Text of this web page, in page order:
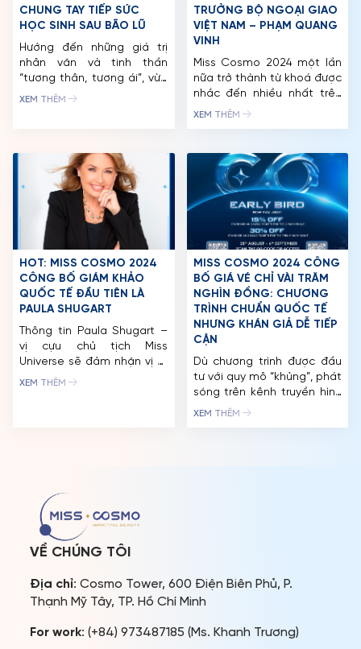
TIN TỨC & THƯ VIỆN
ĐỐI TÁC
FAQ
CHUNG TAY TIẾP SỨC
HỌC SINH SAU BÃO LŨ
Hướng đến những giá trị
nhân văn và tinh thần
“tương thân, tương ái”, vừa
qua, Tổ chức Miss Cosmo
người dân khắc phục hậu
quả sau đợt lũ lụt nghiêm
trọng vừa qua. Tiếp nối
hành trình […]
XEM THÊM
TRƯỞNG BỘ NGOẠI GIAO
VIỆT NAM – PHẠM QUANG
VINH
Miss Cosmo 2024 một lần
nữa trở thành từ khoá được
nhắc đến nhiều nhất trên
các diễn đàn sắc đẹp
giám khảo tiếp theo. Tối
7/9, tổ chức Miss Cosmo
chính thức công bố ông
Phạm Quang Vinh –
nguyên thứ trưởng […]
XEM THÊM
HOT: MISS COSMO 2024
CÔNG BỐ GIÁM KHẢO
QUỐC TẾ ĐẦU TIÊN LÀ
PAULA SHUGART
Thông tin Paula Shugart –
vị cựu chủ tịch Miss
Universe sẽ đảm nhận vị trí
giám khảo tại Thế vận hội
XEM THÊM
MISS COSMO 2024 CÔNG
BỐ GIÁ VÉ CHỈ VÀI TRĂM
NGHÌN ĐỒNG: CHƯƠNG
TRÌNH CHUẨN QUỐC TẾ
NHƯNG KHÁN GIẢ DỄ TIẾP
CẬN
Dù chương trình được đầu
tư với quy mô “khủng”, phát
sóng trên kênh truyền hình
quốc tế AXN nhưng giá vé
XEM THÊM
VỀ CHÚNG TÔI
Địa chỉ: Cosmo Tower, 600 Điện Biên Phủ, P.
Thạnh Mỹ Tây, TP. Hồ Chí Minh
For work: (+84) 973487185 (Ms. Khanh Trương)